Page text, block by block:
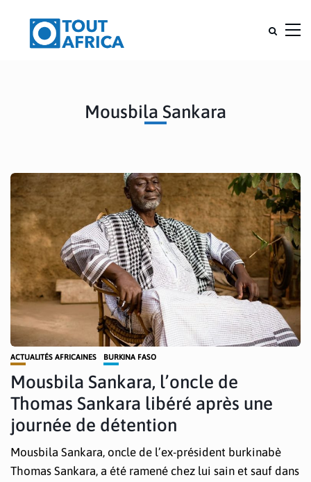
Mousbila Sankara
ACTUALITÉS AFRICAINES BURKINA FASO
Mousbila Sankara, l’oncle de
Thomas Sankara libéré après une
journée de détention
Mousbila Sankara, oncle de l’ex-président burkinabè
Thomas Sankara, a été ramené chez lui sain et sauf dans